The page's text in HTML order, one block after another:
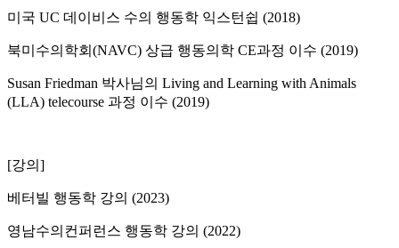
미국 UC 데이비스 수의 행동학 익스턴쉽 (2018)
북미수의학회(NAVC) 상급 행동의학 CE과정 이수 (2019)
Susan Friedman 박사님의 Living and Learning with Animals
(LLA) telecourse 과정 이수 (2019)
[강의]
베터빌 행동학 강의 (2023)
영남수의컨퍼런스 행동학 강의 (2022)